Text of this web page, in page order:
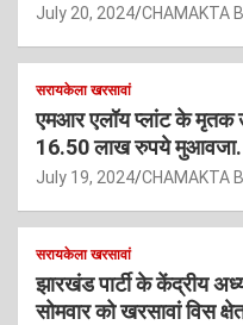
July 20, 2024 CHAMAKTA
सरायकेला खरसावां
एमआर एलॉय प्लांट के मृतक
16.50 लाख रुपये मुआवजा.
July 19, 2024 CHAMAKTA
सरायकेला खरसावां
झारखंड पार्टी के केंद्रीय
सोमवार को खरसावां विस